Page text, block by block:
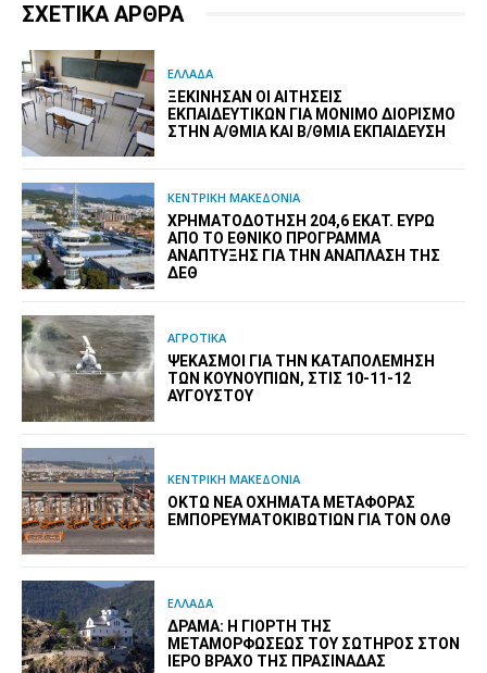
ΣΧΕΤΙΚΑ ΑΡΘΡΑ
ΕΛΛΑΔΑ
ΞΕΚΊΝΗΣΑΝ ΟΙ ΑΙΤΉΣΕΙΣ
ΕΚΠΑΙΔΕΥΤΙΚΏΝ ΓΙΑ ΜΌΝΙΜΟ ΔΙΟΡΙΣΜΌ
ΣΤΗΝ Α/ΘΜΙΑ ΚΑΙ Β/ΘΜΙΑ ΕΚΠΑΊΔΕΥΣΗ
ΚΕΝΤΡΙΚΗ ΜΑΚΕΔΟΝΙΑ
ΧΡΗΜΑΤΟΔΌΤΗΣΗ 204,6 ΕΚΑΤ. ΕΥΡΏ
ΑΠΌ ΤΟ ΕΘΝΙΚΌ ΠΡΌΓΡΑΜΜΑ
ΑΝΆΠΤΥΞΗΣ ΓΙΑ ΤΗΝ ΑΝΆΠΛΑΣΗ ΤΗΣ
ΔΕΘ
ΑΓΡΟΤΙΚΑ
ΨΕΚΑΣΜΟΊ ΓΙΑ ΤΗΝ ΚΑΤΑΠΟΛΈΜΗΣΗ
ΤΩΝ ΚΟΥΝΟΥΠΙΏΝ, ΣΤΙΣ 10-11-12
ΑΥΓΟΎΣΤΟΥ
ΚΕΝΤΡΙΚΗ ΜΑΚΕΔΟΝΙΑ
ΟΚΤΏ ΝΈΑ ΟΧΉΜΑΤΑ ΜΕΤΑΦΟΡΆΣ
ΕΜΠΟΡΕΥΜΑΤΟΚΙΒΩΤΊΩΝ ΓΙΑ ΤΟΝ ΟΛΘ
ΕΛΛΑΔΑ
ΔΡΆΜΑ: Η ΓΙΟΡΤΉ ΤΗΣ
ΜΕΤΑΜΟΡΦΏΣΕΩΣ ΤΟΥ ΣΩΤΉΡΟΣ ΣΤΟΝ
ΙΕΡΌ ΒΡΆΧΟ ΤΗΣ ΠΡΑΣΙΝΆΔΑΣ